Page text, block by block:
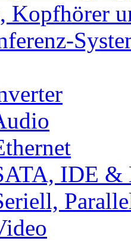
Kopfhörer
IDE &